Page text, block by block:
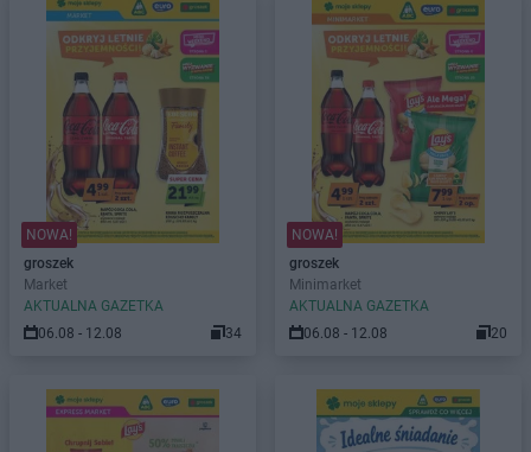
NOWA!
groszek
Market
AKTUALNA GAZETKA
06.08 - 12.08
34
NOWA!
groszek
Minimarket
AKTUALNA GAZETKA
06.08 - 12.08
20